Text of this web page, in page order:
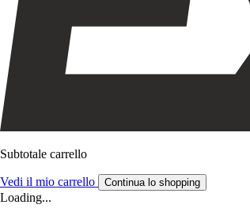
Subtotale carrello
Vedi il mio carrello Continua lo shopping
Loading...